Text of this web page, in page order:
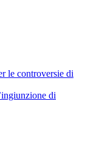
le controversie di
di